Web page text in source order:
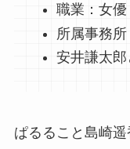
職業：女
所属事務
安井謙太郎
ぱるること島崎